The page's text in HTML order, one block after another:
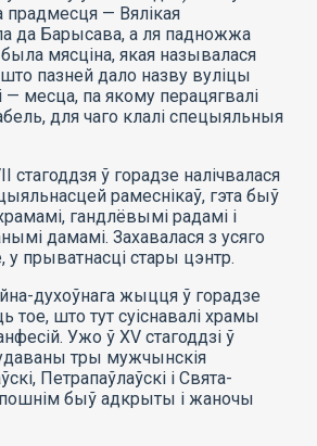
прадмесця — Вялікая
да Барысава, а ля падножжа
мясціна, якая называлася
што пазней дало назву вуліцы
— месца, па якому перацягвалі
для чаго клалі спецыяльныя
стагоддзя ў горадзе налічвалася
рамеснікаў, гэта быў
гандлёвымі радамі і
дамамі. Захавалася з усяго
у прыватнасці стары цэнтр.
духоўнага жыцця ў горадзе
тое, што тут суіснавалі храмы
Ужо ў XV стагоддзі ў
тры мужчынскія
Петрапаўлаўскі і Свята-
быў адкрыты і жаночы